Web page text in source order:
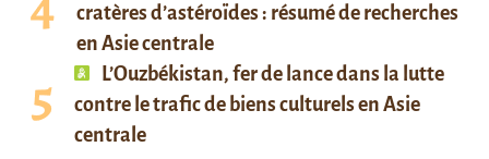
cratères d’astéroïdes : résumé de recherches
en Asie centrale
L’Ouzbékistan, fer de lance dans la lutte
contre le trafic de biens culturels en Asie
centrale